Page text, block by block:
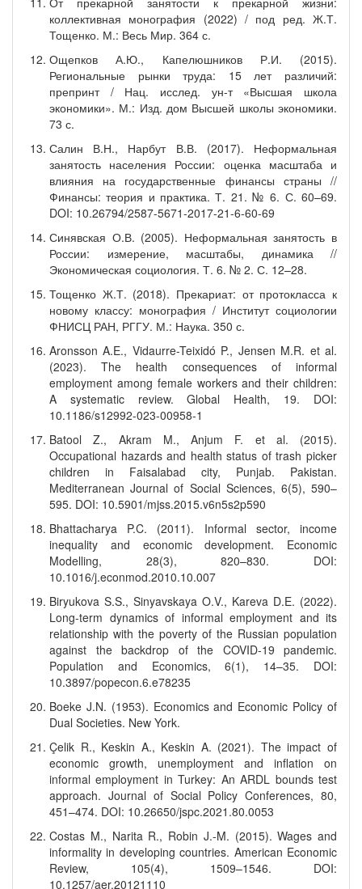
коллективная монография (2022) / под ред. Ж.Т.
Тощенко. М.: Весь Мир. 364 с.
Ощепков А.Ю., Капелюшников Р.И. (2015).
Региональные рынки труда: 15 лет различий:
препринт / Нац. исслед. ун-т «Высшая школа
экономики». М.: Изд. дом Высшей школы экономики.
73 с.
Салин В.Н., Нарбут В.В. (2017). Неформальная
занятость населения России: оценка масштаба и
влияния на государственные финансы страны //
Финансы: теория и практика. Т. 21. № 6. С. 60–69.
DOI: 10.26794/2587-5671-2017-21-6-60-69
Синявская О.В. (2005). Неформальная занятость в
России: измерение, масштабы, динамика //
Экономическая социология. Т. 6. № 2. С. 12–28.
Тощенко Ж.Т. (2018). Прекариат: от протокласса к
новому классу: монография / Институт социологии
ФНИСЦ РАН, РГГУ. М.: Наука. 350 с.
Aronsson A.E., Vidaurre-Teixidó P., Jensen M.R. et al.
(2023). The health consequences of informal
employment among female workers and their children:
A systematic review. Global Health, 19. DOI:
10.1186/s12992-023-00958-1
Batool Z., Akram M., Anjum F. et al. (2015).
Occupational hazards and health status of trash picker
children in Faisalabad city, Punjab. Pakistan.
Mediterranean Journal of Social Sciences, 6(5), 590–
595. DOI: 10.5901/mjss.2015.v6n5s2p590
Bhattacharya P.C. (2011). Informal sector, income
inequality and economic development. Economic
Modelling, 28(3), 820–830. DOI:
10.1016/j.econmod.2010.10.007
Biryukova S.S., Sinyavskaya O.V., Kareva D.E. (2022).
Long-term dynamics of informal employment and its
relationship with the poverty of the Russian population
against the backdrop of the COVID-19 pandemic.
Population and Economics, 6(1), 14–35. DOI:
10.3897/popecon.6.e78235
Boeke J.N. (1953). Economics and Economic Policy of
Dual Societies. New York.
Çelik R., Keskin A., Keskin A. (2021). The impact of
economic growth, unemployment and inflation on
informal employment in Turkey: An ARDL bounds test
approach. Journal of Social Policy Conferences, 80,
451–474. DOI: 10.26650/jspc.2021.80.0053
Costas M., Narita R., Robin J.-M. (2015). Wages and
informality in developing countries. American Economic
Review, 105(4), 1509–1546. DOI:
10.1257/aer.20121110